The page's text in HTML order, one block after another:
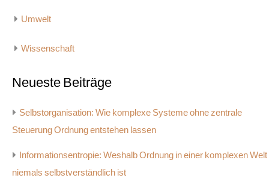
Umwelt
Wissenschaft
Neueste Beiträge
Selbstorganisation: Wie komplexe Systeme ohne zentrale
Steuerung Ordnung entstehen lassen
Informationsentropie: Weshalb Ordnung in einer komplexen Welt
niemals selbstverständlich ist